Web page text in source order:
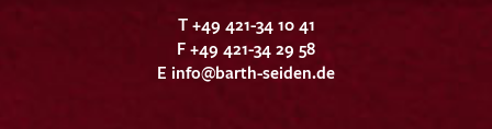
T +49 421-34 10 41
F +49 421-34 29 58
E info@barth-seiden.de